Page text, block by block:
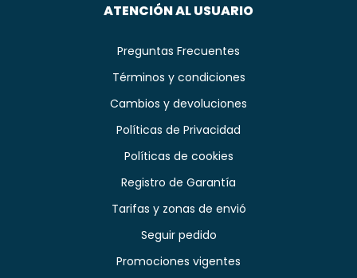
ATENCIÓN AL USUARIO
Preguntas Frecuentes
Términos y condiciones
Cambios y devoluciones
Políticas de Privacidad
Políticas de cookies
Registro de Garantía
Tarifas y zonas de envió
Seguir pedido
Promociones vigentes